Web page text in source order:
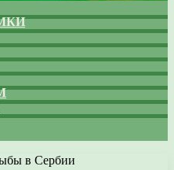
в Сербии